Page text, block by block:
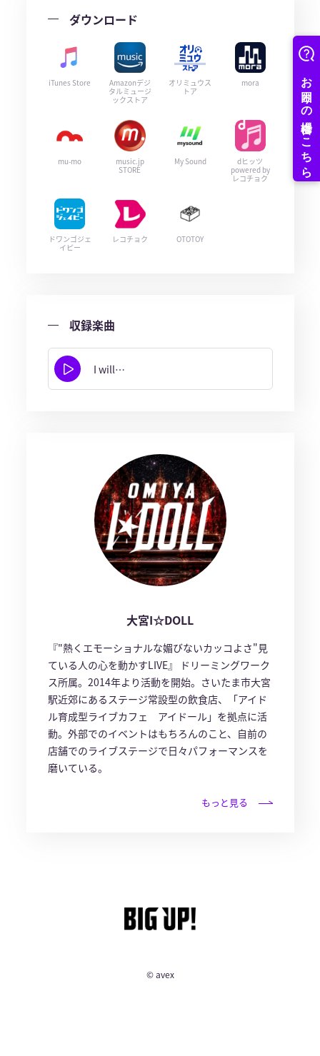
ダウンロード
iTunes Store
Amazonデジ
タルミュージ
ックストア
オリミュウス
トア
mora
mu-mo
music.jp
STORE
My Sound
dヒッツ
powered by
レコチョク
ドワンゴジェ
イピー
レコチョク OTOTOY
収録楽曲
I will…
大宮I☆DOLL
『"熱くエモーショナルな媚びないカッコよさ"見
ている人の心を動かすLIVE』 ドリーミングワーク
ス所属。2014年より活動を開始。さいたま市大宮
駅近郊にあるステージ常設型の飲食店、「アイド
ル育成型ライブカフェ アイドール」を拠点に活
動。外部でのイベントはもちろんのこと、自前の
店舗でのライブステージで日々パフォーマンスを
磨いている。
もっと見る
© avex